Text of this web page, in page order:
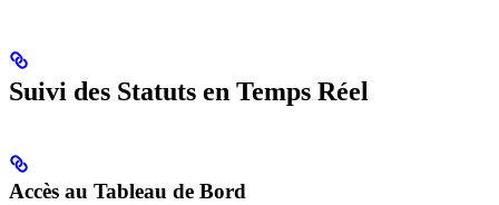
Suivi des Statuts en Temps Réel
Accès au Tableau de Bord